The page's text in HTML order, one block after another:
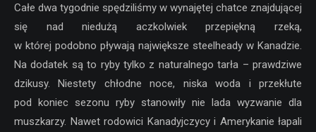
Całe dwa tygodnie spędziliśmy w wynajętej chatce znajdującej
się nad niedużą aczkolwiek przepiękną rzeką,
w której podobno pływają największe steelheady w Kanadzie.
Na dodatek są to ryby tylko z naturalnego tarła – prawdziwe
dzikusy. Niestety chłodne noce, niska woda i przekłute
pod koniec sezonu ryby stanowiły nie lada wyzwanie dla
muszkarzy. Nawet rodowici Kanadyjczycy i Amerykanie łapali